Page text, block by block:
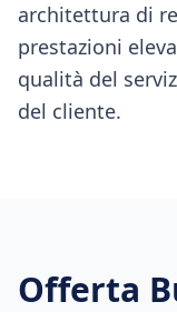
architettura di
prestazioni
qualità del
del cliente.
Offerta